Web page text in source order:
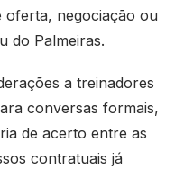
negociação ou
do Palmeiras.
a treinadores
conversas formais,
de acerto entre as
contratuais já